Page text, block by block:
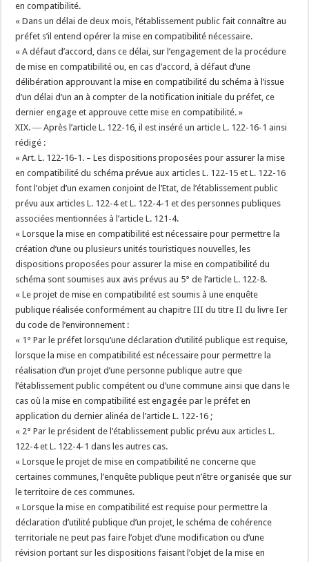
en compatibilité.
« Dans un délai de deux mois, l’établissement public fait connaître au
préfet s’il entend opérer la mise en compatibilité nécessaire.
« A défaut d’accord, dans ce délai, sur l’engagement de la procédure
de mise en compatibilité ou, en cas d’accord, à défaut d’une
délibération approuvant la mise en compatibilité du schéma à l’issue
d’un délai d’un an à compter de la notification initiale du préfet, ce
dernier engage et approuve cette mise en compatibilité. »
XIX. ― Après l’article L. 122-16, il est inséré un article L. 122-16-1 ainsi
rédigé :
« Art. L. 122-16-1. – Les dispositions proposées pour assurer la mise
en compatibilité du schéma prévue aux articles L. 122-15 et L. 122-16
font l’objet d’un examen conjoint de l’Etat, de l’établissement public
prévu aux articles L. 122-4 et L. 122-4-1 et des personnes publiques
associées mentionnées à l’article L. 121-4.
« Lorsque la mise en compatibilité est nécessaire pour permettre la
création d’une ou plusieurs unités touristiques nouvelles, les
dispositions proposées pour assurer la mise en compatibilité du
schéma sont soumises aux avis prévus au 5° de l’article L. 122-8.
« Le projet de mise en compatibilité est soumis à une enquête
publique réalisée conformément au chapitre III du titre II du livre Ier
du code de l’environnement :
« 1° Par le préfet lorsqu’une déclaration d’utilité publique est requise,
lorsque la mise en compatibilité est nécessaire pour permettre la
réalisation d’un projet d’une personne publique autre que
l’établissement public compétent ou d’une commune ainsi que dans le
cas où la mise en compatibilité est engagée par le préfet en
application du dernier alinéa de l’article L. 122-16 ;
« 2° Par le président de l’établissement public prévu aux articles L.
122-4 et L. 122-4-1 dans les autres cas.
« Lorsque le projet de mise en compatibilité ne concerne que
certaines communes, l’enquête publique peut n’être organisée que sur
le territoire de ces communes.
« Lorsque la mise en compatibilité est requise pour permettre la
déclaration d’utilité publique d’un projet, le schéma de cohérence
territoriale ne peut pas faire l’objet d’une modification ou d’une
révision portant sur les dispositions faisant l’objet de la mise en